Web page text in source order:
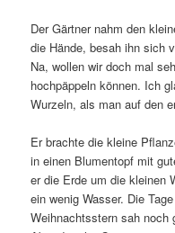
Der Gärtner nahm den
die Hände, besah ihn sich
Na, wollen wir doch mal
hochpäppeln können. Ich
Wurzeln, als man auf den
Er brachte die kleine
in einen Blumentopf mit
er die Erde um die kleinen
ein wenig Wasser. Die
Weihnachtsstern sah noch